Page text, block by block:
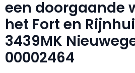
een doorgaande
het Fort en
3439MK
00002464